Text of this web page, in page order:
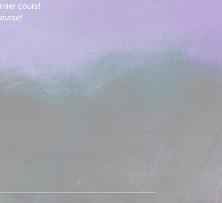
cours!